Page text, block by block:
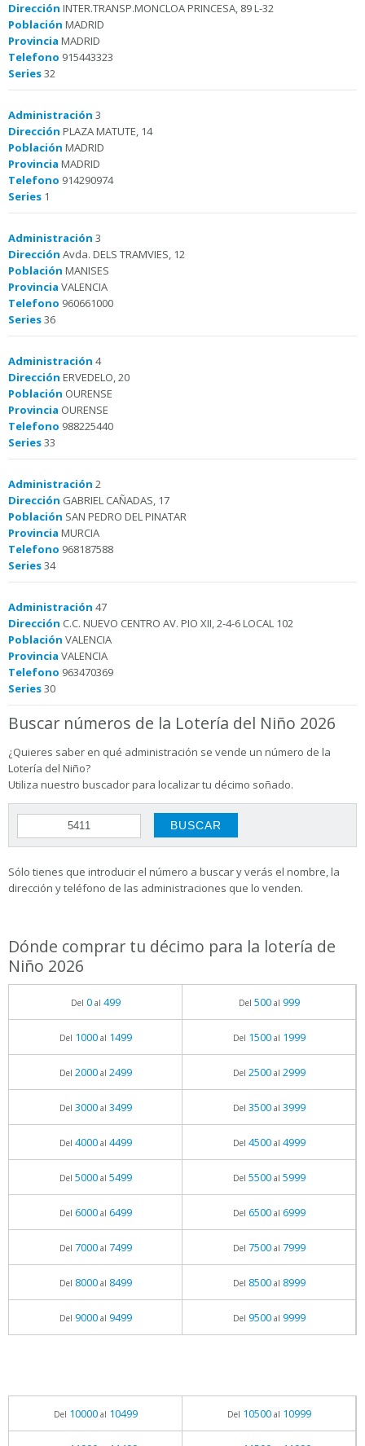
Dirección INTER.TRANSP.MONCLOA PRINCESA, 89 L-32
Población MADRID
Provincia MADRID
Telefono 915443323
Series32
Administración 3
Dirección PLAZA MATUTE, 14
Población MADRID
Provincia MADRID
Telefono 914290974
Series 1
Administración 3
Dirección Avda. DELS TRAMVIES, 12
Población MANISES
Provincia VALENCIA
Telefono 960661000
Series36
Administración 4
Dirección ERVEDELO, 20
Población OURENSE
Provincia OURENSE
Telefono 988225440
Series33
Administración 2
Dirección GABRIEL CAÑADAS, 17
Población SAN PEDRO DEL PINATAR
Provincia MURCIA
Telefono 968187588
Series34
Administración 47
Dirección C.C. NUEVO CENTRO AV. PIO XII, 2-4-6 LOCAL 102
Población VALENCIA
Provincia VALENCIA
Telefono 963470369
Series30
Buscar números de la Lotería del Niño 2026
¿Quieres saber en qué administración se vende un número de la
Lotería del Niño?
Utiliza nuestro buscador para localizar tu décimo soñado.
Sólo tienes que introducir el número a buscar y verás el nombre, la
dirección y teléfono de las administraciones que lo venden.
Dónde comprar tu décimo para la lotería de
Niño 2026
Del 0al 499 Del 500al 999
Del 1000al 1499 Del 1500al 1999
Del 2000al 2499 Del 2500al 2999
Del 3000al 3499 Del 3500al 3999
Del 4000al 4499 Del 4500al 4999
Del 5000al 5499 Del 5500al 5999
Del 6000al 6499 Del 6500al 6999
Del 7000al 7499 Del 7500al 7999
Del 8000al 8499 Del 8500al 8999
Del 9000al 9499 Del 9500al 9999
Del 10000al 10499 Del 10500al 10999